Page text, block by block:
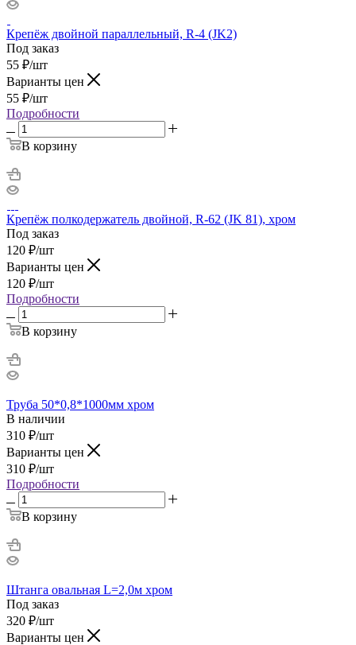
Крепёж двойной параллельный, R-4 (JK2)
Под заказ
55 ₽/шт
Варианты цен
55 ₽/шт
Подробности
В корзину
Крепёж полкодержатель двойной, R-62 (JK 81), хром
Под заказ
120 ₽/шт
Варианты цен
120 ₽/шт
Подробности
В корзину
Труба 50*0,8*1000мм хром
В наличии
310 ₽/шт
Варианты цен
310 ₽/шт
Подробности
В корзину
Штанга овальная L=2,0м хром
Под заказ
320 ₽/шт
Варианты цен